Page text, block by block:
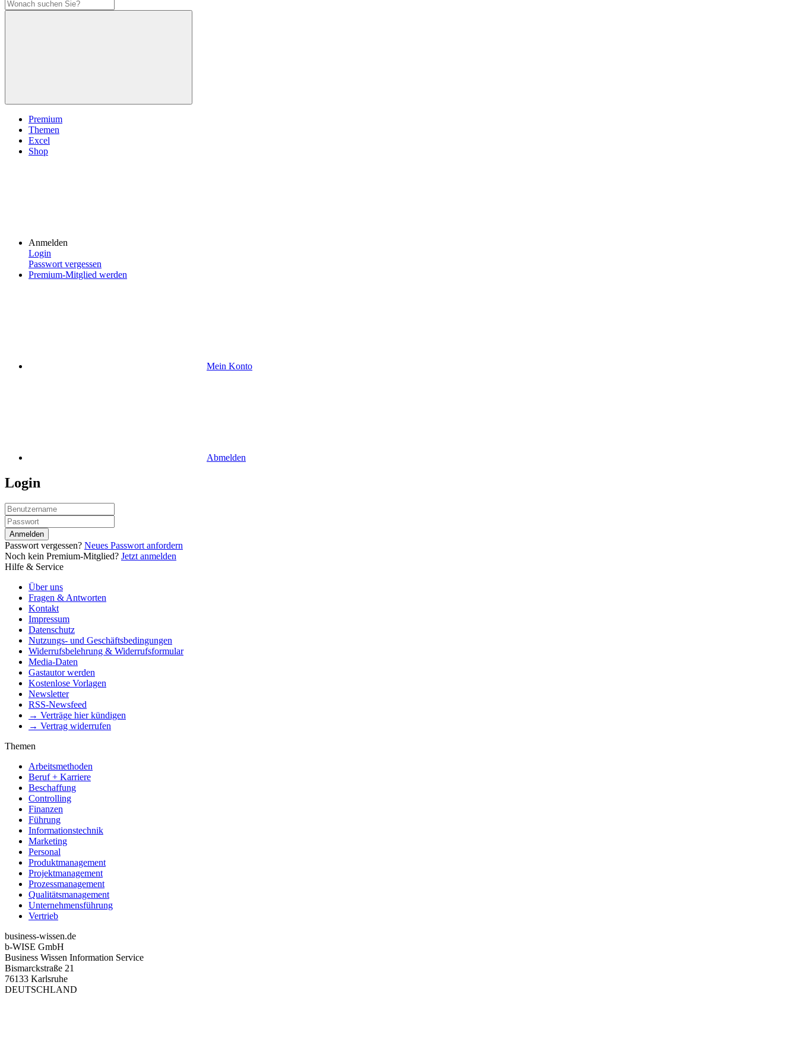
Premium
Themen
Excel
Shop
Anmelden
Login
Passwort vergessen
Premium-Mitglied werden
Mein Konto
Abmelden
Login
Anmelden
Passwort vergessen? Neues Passwort anfordern
Noch kein Premium-Mitglied? Jetzt anmelden
Hilfe & Service
Über uns
Fragen & Antworten
Kontakt
Impressum
Datenschutz
Nutzungs- und Geschäftsbedingungen
Widerrufsbelehrung & Widerrufsformular
Media-Daten
Gastautor werden
Kostenlose Vorlagen
Newsletter
RSS-Newsfeed
→ Verträge hier kündigen
→ Vertrag widerrufen
Themen
Arbeitsmethoden
Beruf + Karriere
Beschaffung
Controlling
Finanzen
Führung
Informationstechnik
Marketing
Personal
Produktmanagement
Projektmanagement
Prozessmanagement
Qualitätsmanagement
Unternehmensführung
Vertrieb
business-wissen.de
b-WISE GmbH
Business Wissen Information Service
Bismarckstraße 21
76133 Karlsruhe
DEUTSCHLAND